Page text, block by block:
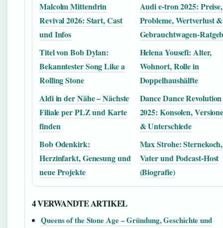
Malcolm Mittendrin
Revival 2026: Start, Cast
und Infos
Audi e-tron 2025: Preise,
Probleme, Wertverlust &
Gebrauchtwagen-
Titel von Bob Dylan:
Bekanntester Song Like a
Rolling Stone
Helena Yousefi: Alter,
Wohnort, Rolle in
Doppelhaushälfte
Aldi in der Nähe – Nächste
Filiale per PLZ und Karte
finden
Dance Dance Revolution
2025: Konsolen,
& Unterschiede
Bob Odenkirk:
Herzinfarkt, Genesung und
neue Projekte
Max Strohe: Sternekoch,
Vater und Podcast-Host
(Biografie)
4 VERWANDTE ARTIKEL
Queens of the Stone Age – Gründung, Geschichte und